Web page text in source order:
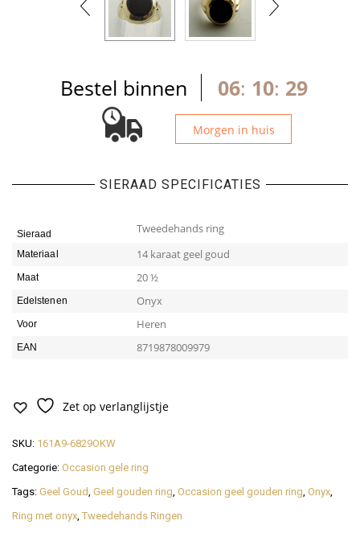
Bestel binnen 06: 10: 29
Morgen in huis
SIERAAD SPECIFICATIES
Sieraad Tweedehands ring
Materiaal 14 karaat geel goud
Maat 20 ½
Edelstenen Onyx
Voor Heren
EAN 8719878009979
Zet op verlanglijstje
SKU: 161A9-6829OKW
Categorie: Occasion gele ring
Tags: Geel Goud Geel gouden ring Occasion geel gouden ring Onyx
Ring met onyx Tweedehands Ringen